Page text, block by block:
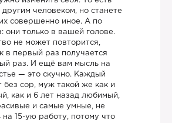
другим человеком, но станете
совершенно иное. А по
они только в вашей голове.
не может повторится,
в первый раз получается
раз. И ещё вам мысль на
— это скучно. Каждый
без сор, муж такой же как и
как и 6 лет назад любимый,
и самые умные, не
15-ую работу, потому что